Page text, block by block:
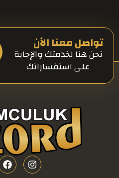
تواصل معنا الآن
نحن هنا لخدمتك والإجابة
على استفساراتك